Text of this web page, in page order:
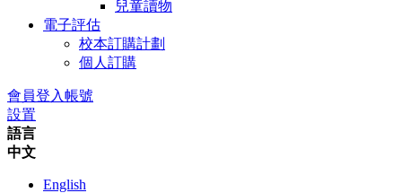
兒童讀物
電子評估
校本訂購計劃
個人訂購
會員登入帳號
設置
語言
中文
English